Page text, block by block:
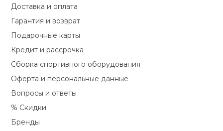
Доставка и оплата
Гарантия и возврат
Подарочные карты
Кредит и рассрочка
Сборка спортивного оборудования
Оферта и персональные данные
Вопросы и ответы
% Скидки
Бренды